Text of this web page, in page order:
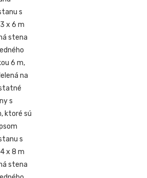
s
x 6 m
stena
6 m,
na
s
ktoré sú
s
x 8 m
stena